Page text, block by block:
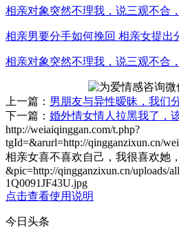
相亲对象突然不理我，说三观不合
相亲男要分手如何挽回 相亲女提出
相亲对象突然不理我，说三观不合
上一篇： 男朋友与异性暧昧，我们
下一篇： 婚外情女情人拉黑我了，
http://weiaiqinggan.com/t.php?
tgId=&arurl=http://qingganzixun.cn/
相亲女喜不喜欢自己，我很喜欢她
&pic=http://qingganzixun.cn/uploads/
1Q0091JF43U.jpg
点击查看使用说明
今日头条